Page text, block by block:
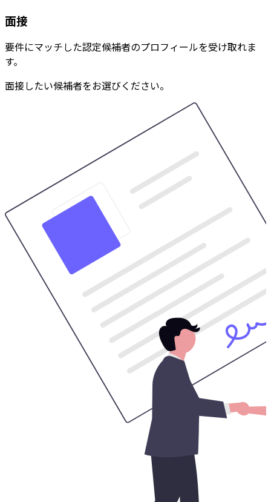
面接
要件にマッチした認定候補者のプロフィールを受け取れま
す。
面接したい候補者をお選びください。